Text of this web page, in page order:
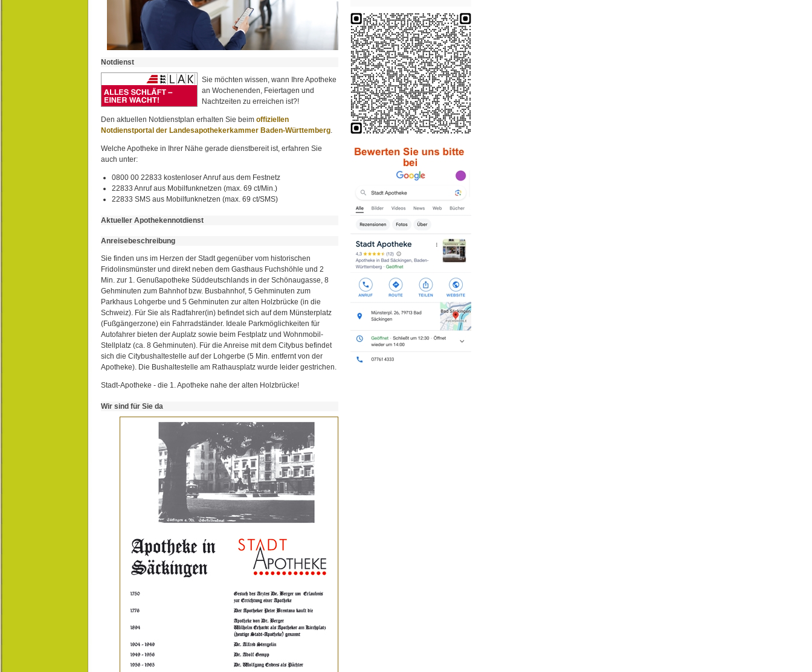
Notdienst
Sie möchten wissen, wann Ihre Apotheke
an Wochenenden, Feiertagen und
Nachtzeiten zu erreichen ist?!
Den aktuellen Notdienstplan erhalten Sie beim offiziellen
Notdienstportal der Landesapothekerkammer Baden-Württemberg
Welche Apotheke in Ihrer Nähe gerade dienstbereit ist, erfahren Sie
auch unter:
0800 00 22833 kostenloser Anruf aus dem Festnetz
22833 Anruf aus Mobilfunknetzen (max. 69 ct/Min.)
22833 SMS aus Mobilfunknetzen (max. 69 ct/SMS)
Aktueller Apothekennotdienst
Anreisebeschreibung
Sie finden uns im Herzen der Stadt gegenüber vom historischen
Fridolinsmünster und direkt neben dem Gasthaus Fuchshöhle und 2
Min. zur 1. Genußapotheke Süddeutschlands in der Schönaugasse, 8
Gehminuten zum Bahnhof bzw. Busbahnhof, 5 Gehminuten zum
Parkhaus Lohgerbe und 5 Gehminuten zur alten Holzbrücke (in die
Schweiz). Für Sie als Radfahrer(in) befindet sich auf dem Münsterplatz
(Fußgängerzone) ein Fahrradständer. Ideale Parkmöglichkeiten für
Autofahrer bieten der Auplatz sowie beim Festplatz und Wohnmobil-
Stellplatz (ca. 8 Gehminuten). Für die Anreise mit dem Citybus befindet
sich die Citybushaltestelle auf der Lohgerbe (5 Min. entfernt von der
Apotheke). Die Bushaltestelle am Rathausplatz wurde leider gestrichen.
Stadt-Apotheke - die 1. Apotheke nahe der alten Holzbrücke!
Wir sind für Sie da